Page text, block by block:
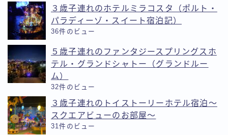
３歳子連れのホテルミラコスタ（ポルト・
パラディーゾ・スイート宿泊記）
36件のビュー
５歳子連れのファンタジースプリングスホ
テル・グランドシャトー（グランドルー
ム）
32件のビュー
３歳子連れのトイストーリーホテル宿泊〜
スクエアビューのお部屋〜
31件のビュー